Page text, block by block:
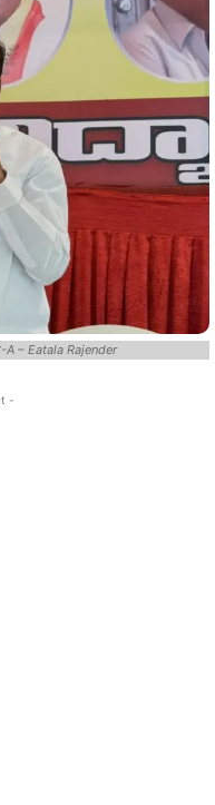
– Eatala Rajender
-